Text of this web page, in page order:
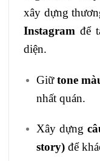
xây dựng
Instagram để
diện.
Giữtone
nhất quán.
Xây dựng
story)để